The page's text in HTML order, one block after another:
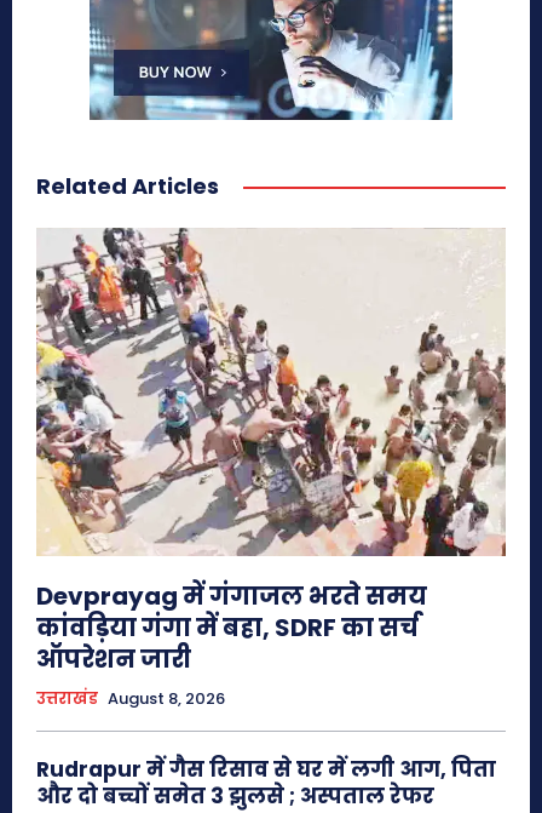
Related Articles
Devprayag में गंगाजल भरते समय
कांवड़िया गंगा में बहा, SDRF का सर्च
ऑपरेशन जारी
उत्तराखंड August 8, 2026
Rudrapur में गैस रिसाव से घर में लगी आग, पिता
और दो बच्चों समेत 3 झुलसे ; अस्पताल रेफर